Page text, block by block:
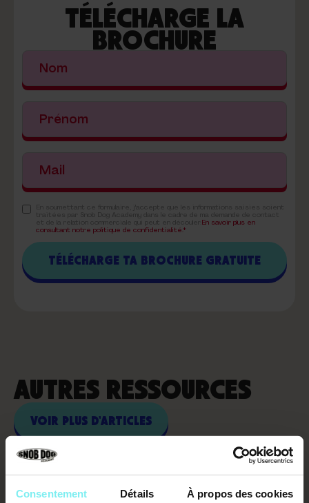
Consentement Détails À propos des cookies
TÉLÉCHARGE LA
BROCHURE
En savoir plus en
consultant notre politique de confidentialité.*
AUTRES RESSOURCES
VOIR PLUS D'ARTICLES